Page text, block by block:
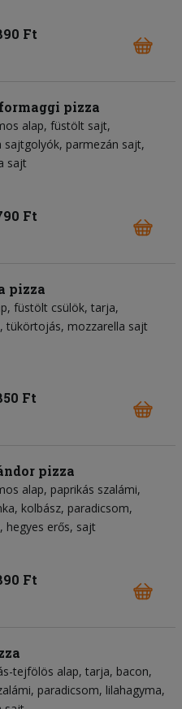
Ft
pizza
alap füstölt sajt
sajtgolyók parmezán sajt
sajt
Ft
pizza
füstölt csülök tarja
tükörtojás mozzarella sajt
Ft
pizza
alap paprikás szalámi
kolbász paradicsom
hegyes erős sajt
Ft
tejfölös alap tarja bacon
paradicsom lilahagyma